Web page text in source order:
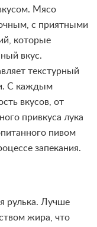
Мясо
с приятными
которые
вкус.
текстурный
С каждым
вкусов, от
привкуса лука
пивом
запекания.
рулька. Лучше
жира, что